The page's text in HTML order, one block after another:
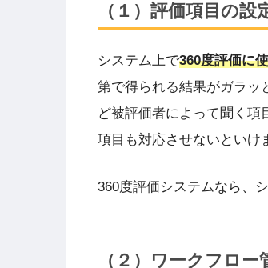
（１）評価項目の設
システム上で360度評価に
第で得られる結果がガラッ
ど被評価者によって聞く
項目も対応させないといけ
360度評価システムなら、
（２）ワークフロー